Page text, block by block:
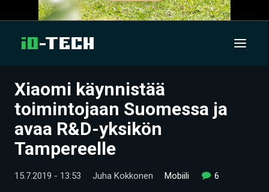
UUTISET
ARTIKKELIT
VIDEOT
TECHBBS
Xiaomi käynnistää
toimintojaan Suomessa ja
avaa R&D-yksikön
Tampereelle
15.7.2019 - 13:53 Juha Kokkonen Mobiili 6